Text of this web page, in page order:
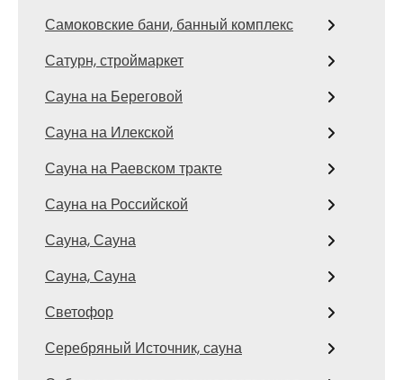
Самоковские бани, банный комплекс
Сатурн, строймаркет
Сауна на Береговой
Сауна на Илекской
Сауна на Раевском тракте
Сауна на Российской
Сауна, Сауна
Сауна, Сауна
Светофор
Серебряный Источник, сауна